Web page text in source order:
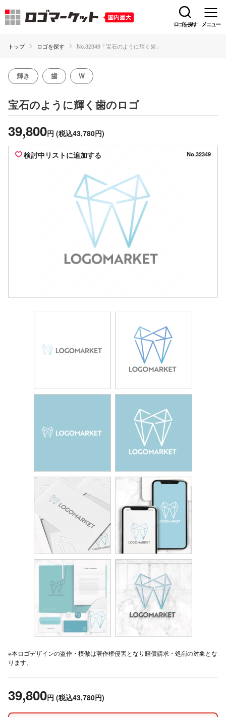
ロゴを探す メニュー
トップ ロゴを探す No.32349「宝石のように輝く歯」
輝き 歯 W
宝石のように輝く歯のロゴ
39,800円 (税込43,780円)
検討中リストに追加する No.32349
※本ロゴデザインの盗作・模倣は著作権侵害となり賠償請求・処罰の対象とな
ります。
39,800円 (税込43,780円)